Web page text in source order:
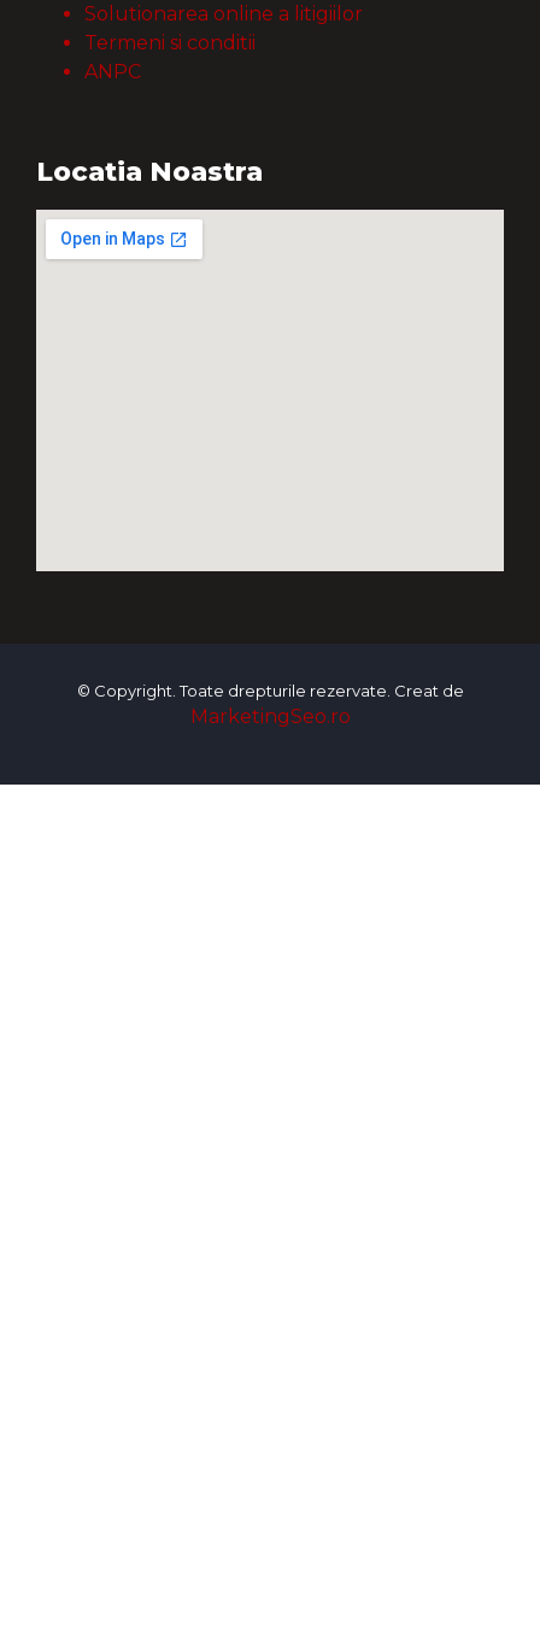
Solutionarea online a litigiilor
Termeni si conditii
ANPC
Locatia Noastra
© Copyright. Toate drepturile rezervate. Creat de
MarketingSeo.ro